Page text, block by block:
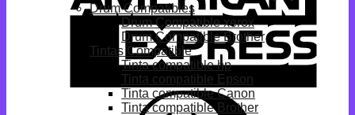
Drum Compatibles
Drum Compatible xerox
Drum Compatible Brother
Tintas Compatible
Tinta compatible hp
Tinta compatible Epson
Tinta compatible Canon
Tinta compatible Brother